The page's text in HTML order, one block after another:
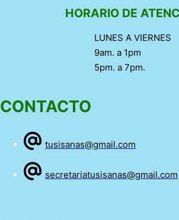
HORARIO DE
LUNES A VIERNES
9am. a 1pm
5pm. a 7pm.
CONTACTO
tusisanas@gmail.com
secretariatusisanas@gmail.com